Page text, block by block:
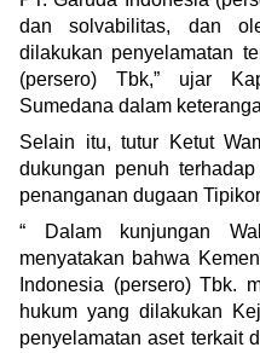
dan solvabilitas, dan
dilakukan penyelamatan
(persero) Tbk,” ujar
Sumedana dalam
Selain itu, tutur Ketut
dukungan penuh
penanganan dugaan
“ Dalam kunjungan
menyatakan bahwa
Indonesia (persero) Tbk.
hukum yang dilakukan
penyelamatan aset terkait